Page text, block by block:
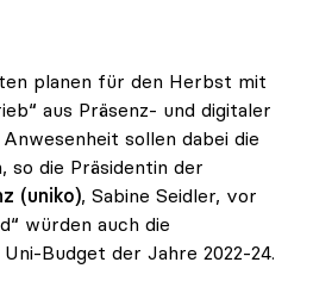
planen für den Herbst mit
aus Präsenz- und digitaler
sollen dabei die
so die Präsidentin der
(uniko), Sabine Seidler, vor
würden auch die
Budget der Jahre 2022-24.
Budget „keine g'mahte